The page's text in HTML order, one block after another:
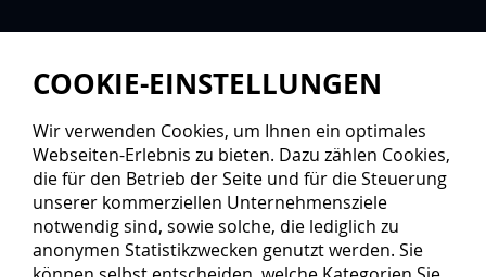
COOKIE-EINSTELLUNGEN
Wir verwenden Cookies, um Ihnen ein optimales
Webseiten-Erlebnis zu bieten. Dazu zählen Cookies,
die für den Betrieb der Seite und für die Steuerung
unserer kommerziellen Unternehmensziele
notwendig sind, sowie solche, die lediglich zu
anonymen Statistikzwecken genutzt werden. Sie